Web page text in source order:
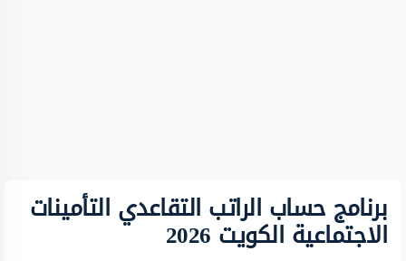
برنامج حساب الراتب التقاعدي التأمينات
الاجتماعية الكويت 2026